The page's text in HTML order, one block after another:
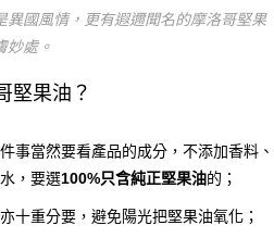
異國風情，更有遐邇聞名的摩洛哥堅果
妙處。
堅果油？
事當然要看產品的成分，不添加香料、
，要選100%只含純正堅果油的；
亦十重分要，避免陽光把堅果油氧化；